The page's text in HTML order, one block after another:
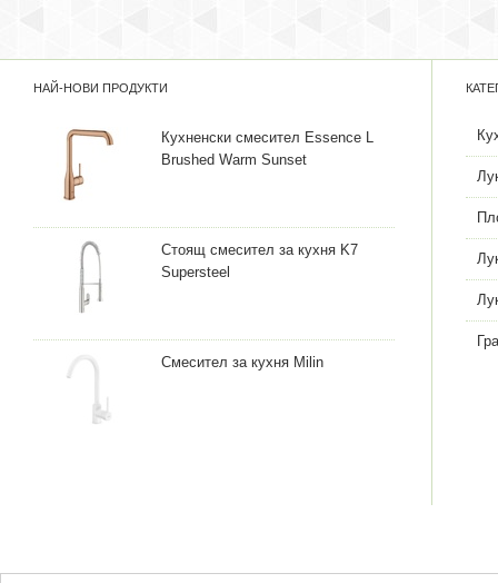
НАЙ-НОВИ ПРОДУКТИ
Кухненски смесител Essence L
Brushed Warm Sunset
Стоящ смесител за кухня K7
Supersteel
Смесител за кухня Milin